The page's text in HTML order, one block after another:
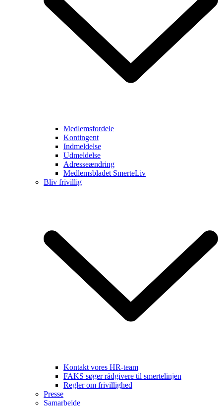
Medlemsfordele
Kontingent
Indmeldelse
Udmeldelse
Adresseændring
Medlemsbladet SmerteLiv
Bliv frivillig
Kontakt vores HR-team
FAKS søger rådgivere til smertelinjen
Regler om frivillighed
Presse
Samarbejde